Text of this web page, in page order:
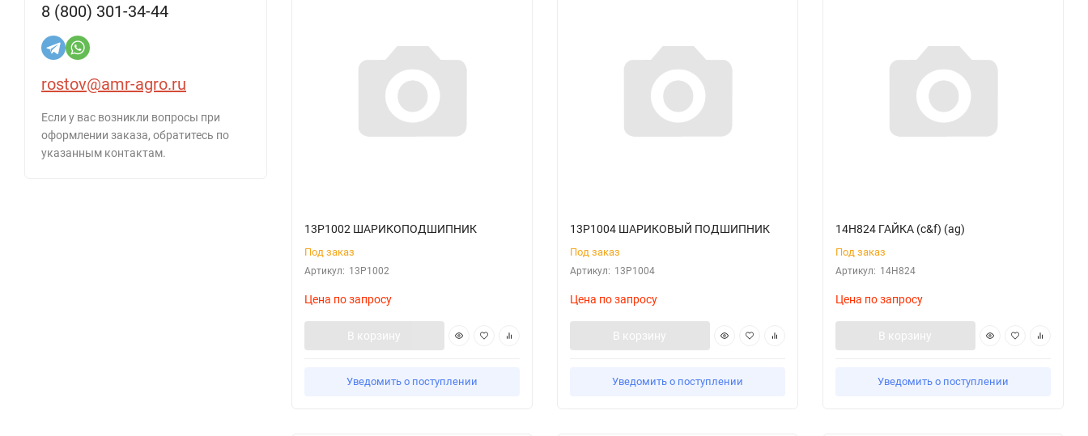
8 (800) 301-34-44
rostov@amr-agro.ru
Если у вас возникли вопросы при
оформлении заказа, обратитесь по
указанным контактам.
13P1002 ШАРИКОПОДШИПНИК
Под заказ
Артикул: 13P1002
Цена по запросу
В корзину
Уведомить о поступлении
13P1004 ШАРИКОВЫЙ ПОДШИПНИК
Под заказ
Артикул: 13P1004
Цена по запросу
В корзину
Уведомить о поступлении
14H824 ГАЙКА (c&f) (ag)
Под заказ
Артикул: 14H824
Цена по запросу
В корзину
Уведомить о поступлении